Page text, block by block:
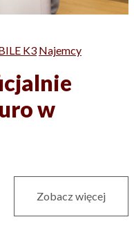
K3 Najemcy
w
Zobacz więcej